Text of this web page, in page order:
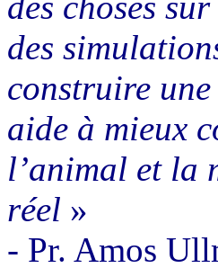
des
construire
aide à mieux
l’animal et la
réel »
- Pr. Amos